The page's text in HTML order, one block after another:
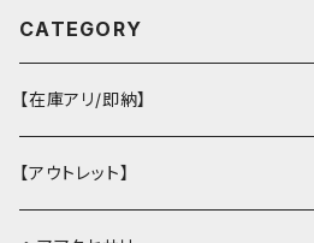
CATEGORY
【在庫アリ/即納】
【アウトレット】